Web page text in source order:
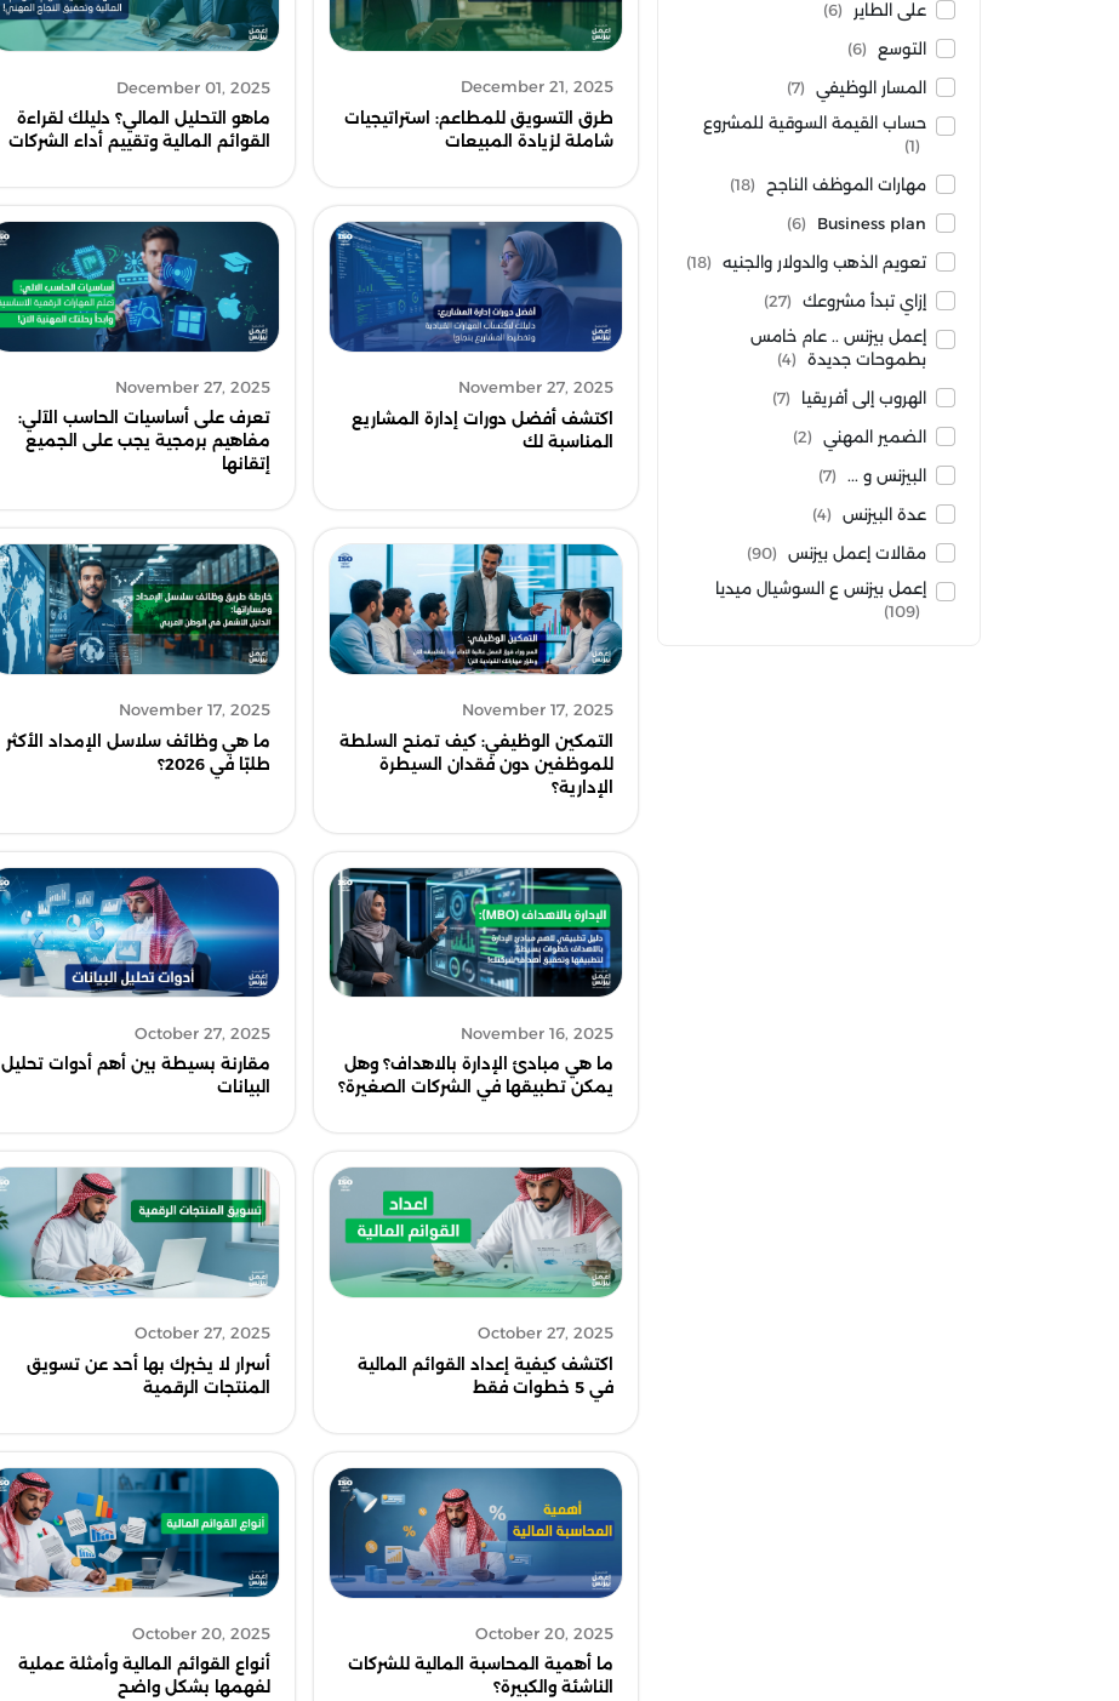
على الطاير (6)
التوسع (6)
المسار الوظيفي
(7)
حساب القيمة السوقية للمشروع
(1)
مهارات الموظف الناجح (18)
Business plan
(6)
تعويم الذهب والدولار والجنيه (18)
إزاي تبدأ مشروعك
(27)
إعمل بيزنس .. عام خامس
بطموحات جديدة
(4)
الهروب إلى أفريقيا (7)
الضمير المهني (2)
البيزنس و ... (7)
عدة البيزنس (4)
مقالات إعمل بيزنس
(90)
إعمل بيزنس ع السوشيال ميديا
(109)
December 21, 2025
طرق التسويق للمطاعم: استراتيجيات
شاملة لزيادة المبيعات
December 01, 2025
ماهو التحليل المالي؟ دليلك لقراءة
القوائم المالية وتقييم أداء الشركات
November 27, 2025
اكتشف أفضل دورات إدارة المشاريع
المناسبة لك
November 27, 2025
تعرف على أساسيات الحاسب الآلي:
مفاهيم برمجية يجب على الجميع
إتقانها
November 17, 2025
التمكين الوظيفي: كيف تمنح السلطة
للموظفين دون فقدان السيطرة
الإدارية؟
November 17, 2025
ما هي وظائف سلاسل الإمداد الأكثر
طلبًا في 2026؟
November 16, 2025
ما هي مبادئ الإدارة بالاهداف؟ وهل
يمكن تطبيقها في الشركات الصغيرة؟
October 27, 2025
مقارنة بسيطة بين أهم أدوات تحليل
البيانات
October 27, 2025
اكتشف كيفية إعداد القوائم المالية
في 5 خطوات فقط
October 27, 2025
أسرار لا يخبرك بها أحد عن تسويق
المنتجات الرقمية
October 20, 2025
ما أهمية المحاسبة المالية للشركات
الناشئة والكبيرة؟
October 20, 2025
أنواع القوائم المالية وأمثلة عملية
لفهمها بشكل واضح